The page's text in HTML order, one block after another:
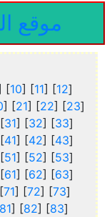
موقع
[10] [11] [12]
] [21] [22] [23]
31] [32] [33]
41] [42] [43]
51] [52] [53]
61] [62] [63]
71] [72] [73]
81] [82] [83]